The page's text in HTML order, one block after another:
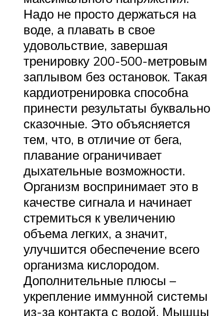
Надо не просто держаться на
воде, а плавать в свое
удовольствие, завершая
тренировку 200-500-метровым
заплывом без остановок. Такая
кардиотренировка способна
принести результаты буквально
сказочные. Это объясняется
тем, что, в отличие от бега,
плавание ограничивает
дыхательные возможности.
Организм воспринимает это в
качестве сигнала и начинает
стремиться к увеличению
объема легких, а значит,
улучшится обеспечение всего
организма кислородом.
Дополнительные плюсы –
укрепление иммунной системы
из-за контакта с водой. Мышцы